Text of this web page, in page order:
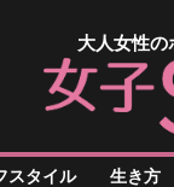
大人女性の
スタイル 生き方